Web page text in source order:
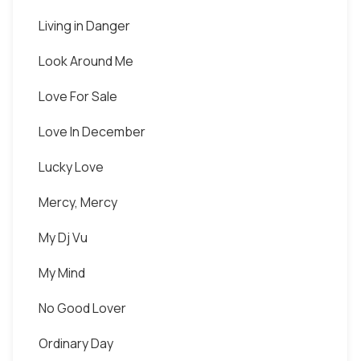
Living in Danger
Look Around Me
Love For Sale
Love In December
Lucky Love
Mercy, Mercy
My Dj Vu
My Mind
No Good Lover
Ordinary Day